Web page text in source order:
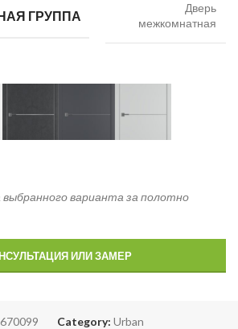
ГРУППА
Дверь
межкомнатная
выбранного варианта за полотно
ИЛИ ЗАМЕР
670099 Category: Urban